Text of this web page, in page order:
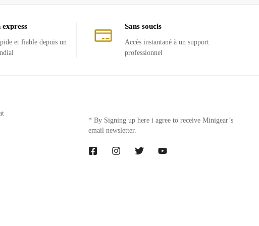
et fiable depuis un
Sans soucis
Accès instantané à un support
professionnel
* By Signing up here i agree to receive Minigear’s
email newsletter.